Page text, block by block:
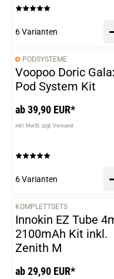
6 Varianten
PODSYSTEME
Voopoo Doric
Pod System Kit
ab 39,90 EUR*
inkl. MwSt. zzgl. Versand
6 Varianten
KOMPLETTSETS
Innokin EZ Tube
2100mAh Kit inkl.
Zenith M
ab 29,90 EUR*